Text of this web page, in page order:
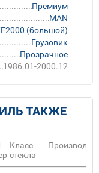
Премиум
MAN
(большой)
Грузовик
Прозрачное
1986.01-2000.12
ТАКЖЕ
Класс
стекла